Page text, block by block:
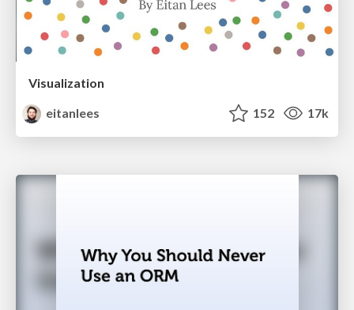
Visualization
eitanlees
152 17k